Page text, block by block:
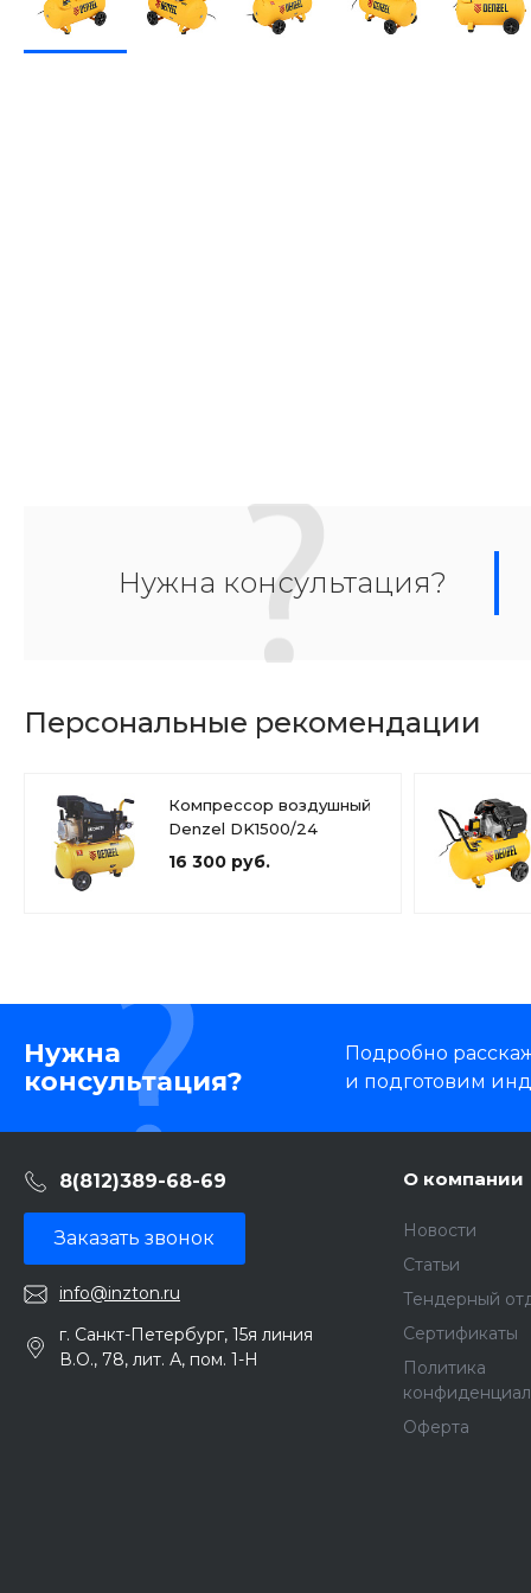
Нужна консультация?
Персональные рекомендации
Компрессор воздушный
Denzel DK1500/24
16 300 руб.
Нужна
консультация?
Подробно
и подготовим
8(812)389-68-69
Заказать звонок
info@inzton.ru
г. Санкт-Петербург, 15я линия
В.О., 78, лит. А, пом. 1-Н
О компании
Новости
Статьи
Тендерный
Сертификаты
Политика
Оферта